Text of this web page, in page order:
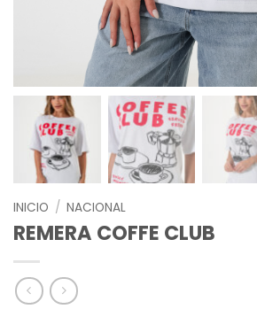
INICIO / NACIONAL
REMERA COFFE CLUB